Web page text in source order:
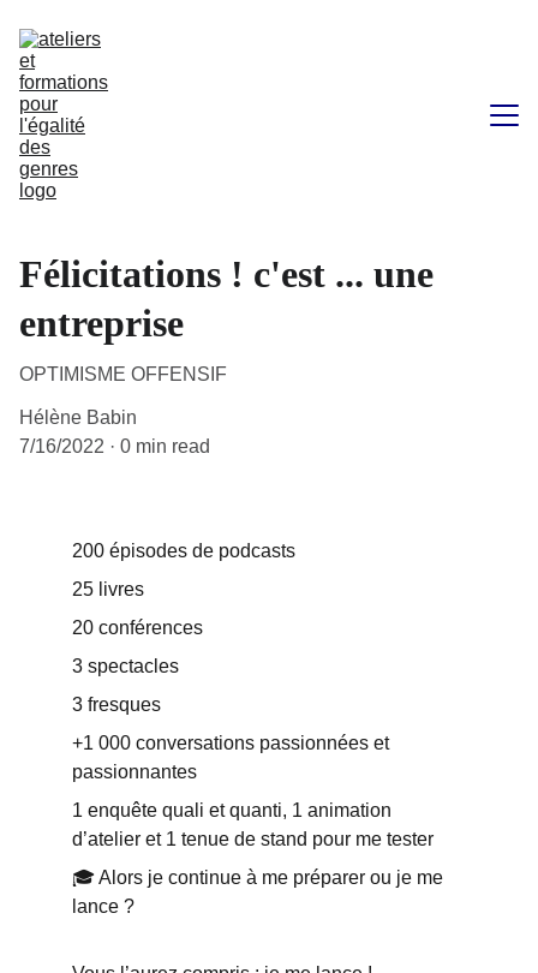
Ateliers, Conférences & Formations
Félicitations ! c'est ... une
entreprise
OPTIMISME OFFENSIF
Hélène Babin
7/16/2022
0 min read
200 épisodes de podcasts
25 livres
20 conférences
3 spectacles
3 fresques
+1 000 conversations passionnées et
passionnantes
1 enquête quali et quanti, 1 animation
d’atelier et 1 tenue de stand pour me tester
🎓 Alors je continue à me préparer ou je me
lance ?